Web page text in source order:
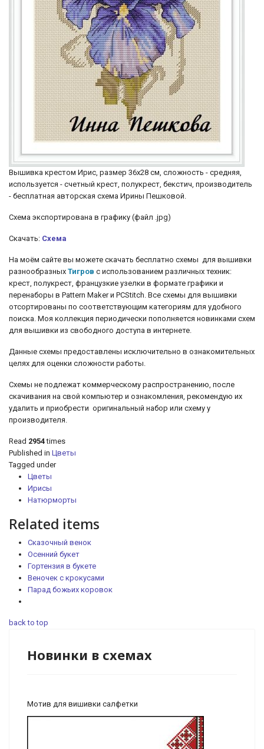
Вышивка крестом Ирис, размер 36х28 см, сложность - средняя,
используется - счетный крест, полукрест, бекстич, производитель
- бесплатная авторская схема Ирины Пешковой.
Схема экспортирована в графику (файл .jpg)
Скачать: Схема
На моём сайте вы можете скачать бесплатно схемы для вышивки
разнообразных Тигров с использованием различных техник:
крест, полукрест, французкие узелки в формате графики и
перенаборы в Pattern Maker и PCStitch. Все схемы для вышивки
отсортированы по соответствующим категориям для удобного
поиска. Моя коллекция периодически пополняется новинками схем
для вышивки из свободного доступа в интернете.
Данные схемы предоставлены исключительно в ознакомительных
целях для оценки сложности работы.
Схемы не подлежат коммерческому распространению, после
скачивания на свой компьютер и ознакомления, рекомендую их
удалить и приобрести оригинальный набор или схему у
производителя.
Read 2954times
Published in Цветы
Tagged under
Цветы
Ирисы
Натюрморты
Related items
Сказочный венок
Осенний букет
Гортензия в букете
Веночек с крокусами
Парад божьих коровок
back to top
Новинки в схемах
Мотив для вишивки салфетки